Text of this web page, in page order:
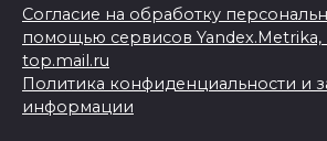
Согласие на обработку
помощью сервисов
top.mail.ru
Политика конфиденциальности и
информации